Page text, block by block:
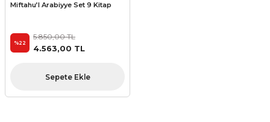
Miftahu’l Arabiyye Set 9 Kitap
%22
5.850,00 TL
4.563,00 TL
Sepete Ekle